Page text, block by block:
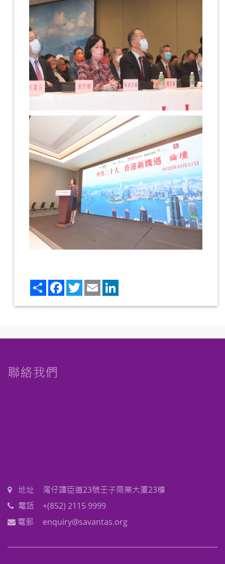
Share FacebookTwitterEmail
聯絡我們
地址
灣仔譚臣道23號壬子商業大廈23樓
電話
+(852) 2115 9999
電郵
enquiry@savantas.org